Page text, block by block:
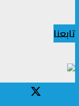
تابعنا